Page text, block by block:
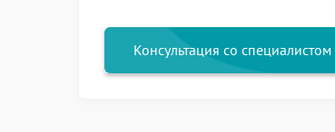
Консультация со специалистом